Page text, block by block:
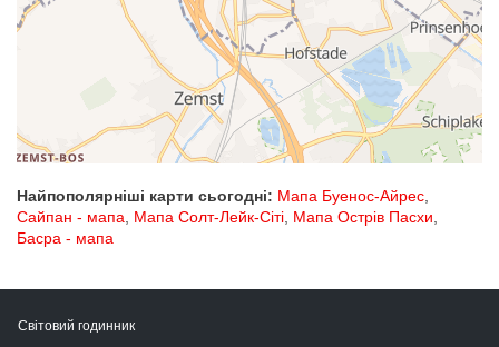
Найпополярніші карти сьогодні: Мапа Буенос-Айрес,
Сайпан - мапа, Мапа Солт-Лейк-Сіті, Мапа Острів Пасхи,
Басра - мапа
Світовий годинник